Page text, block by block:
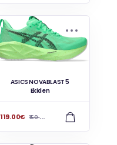
ASICS NOVABLAST 5
Ekiden
119.00€ 150.00